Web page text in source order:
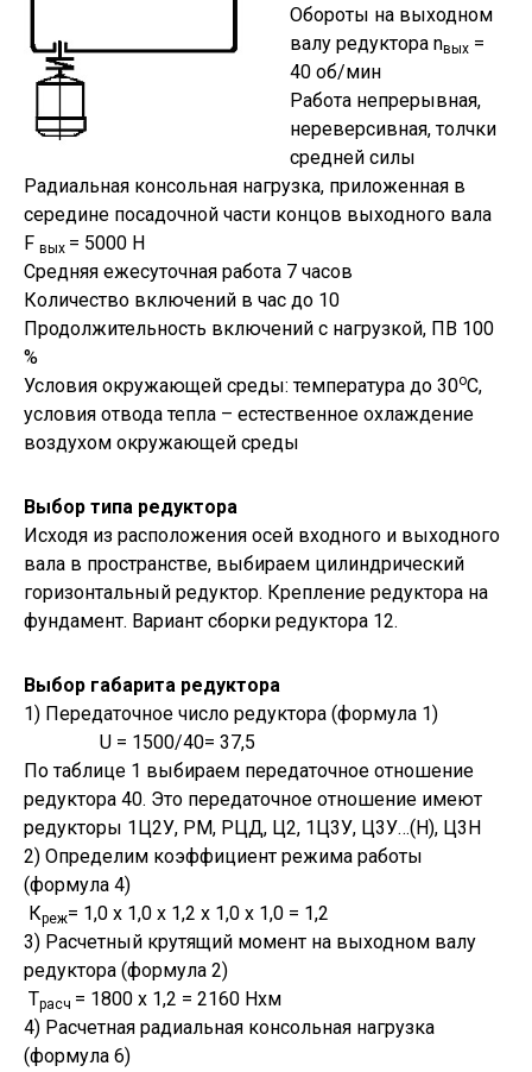
Обороты на выходном
валу редуктора nвых =
40 об/мин
Работа непрерывная,
нереверсивная, толчки
средней силы
Радиальная консольная нагрузка, приложенная в
середине посадочной части концов выходного вала
F вых = 5000 Н
Средняя ежесуточная работа 7 часов
Количество включений в час до 10
Продолжительность включений с нагрузкой, ПВ 100
%
Условия окружающей среды: температура до 30oС,
условия отвода тепла – естественное охлаждение
воздухом окружающей среды
Выбор типа редуктора
Исходя из расположения осей входного и выходного
вала в пространстве, выбираем цилиндрический
горизонтальный редуктор. Крепление редуктора на
фундамент. Вариант сборки редуктора 12.
Выбор габарита редуктора
1) Передаточное число редуктора (формула 1)
U = 1500/40= 37,5
По таблице 1 выбираем передаточное отношение
редуктора 40. Это передаточное отношение имеют
редукторы 1Ц2У, РМ, РЦД, Ц2, 1Ц3У, Ц3У…(Н), Ц3Н
2) Определим коэффициент режима работы
(формула 4)
Креж= 1,0 х 1,0 х 1,2 х 1,0 х 1,0 = 1,2
3) Расчетный крутящий момент на выходном валу
редуктора (формула 2)
Трасч = 1800 х 1,2 = 2160 Нхм
4) Расчетная радиальная консольная нагрузка
(формула 6)